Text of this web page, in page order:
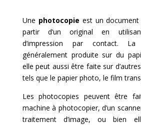
Une photocopie est un
partir d’un original en
d’impression par contact.
généralement produite sur du
elle peut aussi être faite sur
tels que le papier photo, le film
Les photocopies peuvent être
machine à photocopier, d’un
traitement d’image, ou bien